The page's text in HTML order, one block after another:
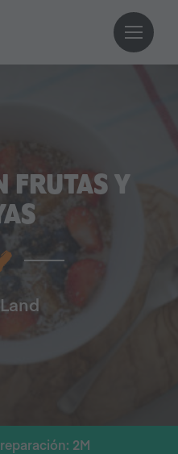
FRUTAS Y
2M